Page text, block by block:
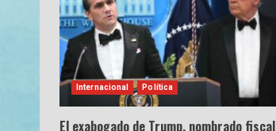
Internacional Política
El exabogado de Trump, nombrado fiscal